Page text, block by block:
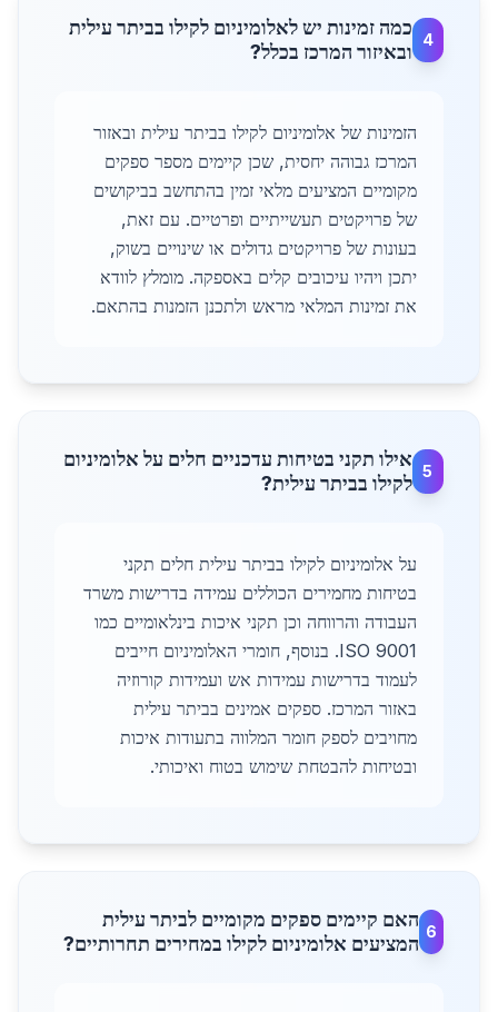
4
כמה זמינות יש לאלומיניום לקילו בביתר עילית
ובאיזור המרכז בכלל?
הזמינות של אלומיניום לקילו בביתר עילית ובאזור
המרכז גבוהה יחסית, שכן קיימים מספר ספקים
מקומיים המציעים מלאי זמין בהתחשב בביקושים
של פרויקטים תעשייתיים ופרטיים. עם זאת,
בעונות של פרויקטים גדולים או שינויים בשוק,
יתכן ויהיו עיכובים קלים באספקה. מומלץ לוודא
את זמינות המלאי מראש ולתכנן הזמנות בהתאם.
5
אילו תקני בטיחות עדכניים חלים על אלומיניום
לקילו בביתר עילית?
על אלומיניום לקילו בביתר עילית חלים תקני
בטיחות מחמירים הכוללים עמידה בדרישות משרד
העבודה והרווחה וכן תקני איכות בינלאומיים כמו
ISO 9001. בנוסף, חומרי האלומיניום חייבים
לעמוד בדרישות עמידות אש ועמידות קורוזיה
באזור המרכז. ספקים אמינים בביתר עילית
מחויבים לספק חומר המלווה בתעודות איכות
ובטיחות להבטחת שימוש בטוח ואיכותי.
6
האם קיימים ספקים מקומיים לביתר עילית
המציעים אלומיניום לקילו במחירים תחרותיים?